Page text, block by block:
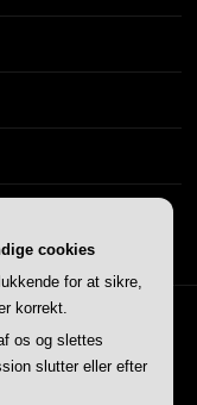
ByBlossom
cookies
for at sikre,
korrekt.
os og slettes
slutter eller efter